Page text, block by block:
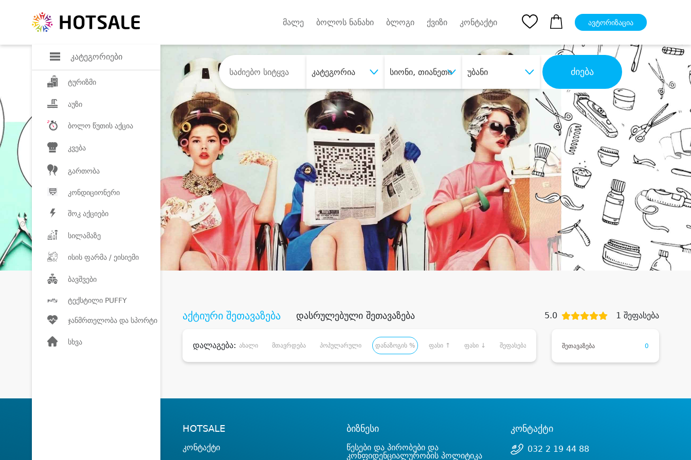
კატეგორიები
ტურიზმი
აუზი
ბოლო წუთის აქცია
კვება
გართობა
კონდიციონერი
შოკ აქციები
სილამაზე
ისის ფარმა / ეისიემი
ბავშვები
ტექსტილი PUFFY
ჯანმრთელობა და სპორტი
სხვა
მალე ბოლოს ნანახი ბლოგი ქვიზი კონტაქტი ავტორიზაცია
კატეგორია სიონი, თიანეთი უბანი ძიება
შეიძინე სასურველი მომსახურებადიდი დანაზოგით
აქტიური შეთავაზება დასრულებული შეთავაზება 5.0 1 შეფასება
დალაგება: ახალი მთავრდება პოპულარული დანაზოგის % ფასი ↑ ფასი ↓ შეფასება შეთავაზება 0
HOTSALE
კონტაქტი
ბიზნესი
წესები და პირობები და
კონფიდენციალურობის პოლიტიკა
კონტაქტი
032 2 19 44 88